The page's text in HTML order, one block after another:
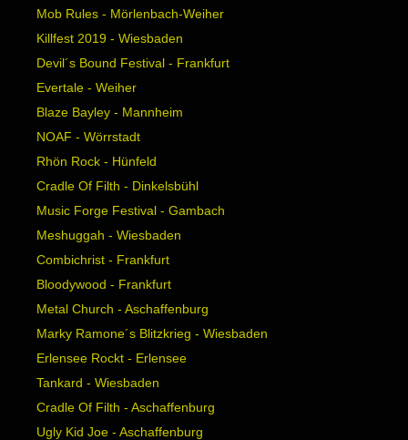
Mob Rules - Mörlenbach-Weiher
Killfest 2019 - Wiesbaden
Devil´s Bound Festival - Frankfurt
Evertale - Weiher
Blaze Bayley - Mannheim
NOAF - Wörrstadt
Rhön Rock - Hünfeld
Cradle Of Filth - Dinkelsbühl
Music Forge Festival - Gambach
Meshuggah - Wiesbaden
Combichrist - Frankfurt
Bloodywood - Frankfurt
Metal Church - Aschaffenburg
Marky Ramone´s Blitzkrieg - Wiesbaden
Erlensee Rockt - Erlensee
Tankard - Wiesbaden
Cradle Of Filth - Aschaffenburg
Ugly Kid Joe - Aschaffenburg